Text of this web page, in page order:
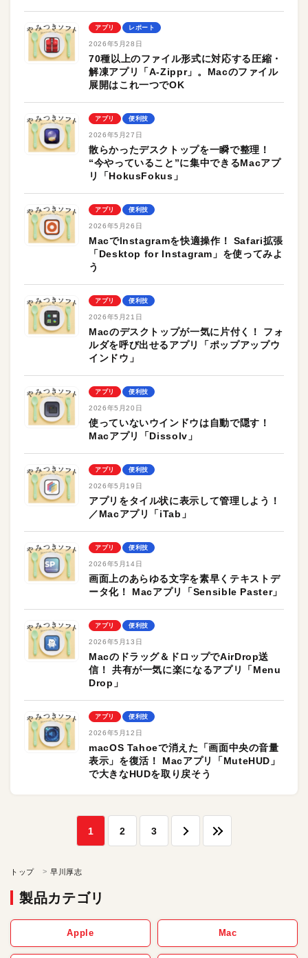
アプリ レポート
2026年5月28日
70種以上のファイル形式に対応する圧縮・
解凍アプリ「A-Zippr」。Macのファイル
展開はこれ一つでOK
アプリ 便利技
2026年5月27日
散らかったデスクトップを一瞬で整理！
“今やっていること”に集中できるMacアプ
リ「HokusFokus」
アプリ 便利技
2026年5月26日
MacでInstagramを快適操作！ Safari拡張
「Desktop for Instagram」を使ってみよ
う
アプリ 便利技
2026年5月21日
Macのデスクトップが一気に片付く！ フォ
ルダを呼び出せるアプリ「ポップアップウ
インドウ」
アプリ 便利技
2026年5月20日
使っていないウインドウは自動で隠す！
Macアプリ「Dissolv」
アプリ 便利技
2026年5月19日
アプリをタイル状に表示して管理しよう！
／Macアプリ「iTab」
アプリ 便利技
2026年5月14日
画面上のあらゆる文字を素早くテキストデ
ータ化！ Macアプリ「Sensible Paster」
アプリ 便利技
2026年5月13日
Macのドラッグ＆ドロップでAirDrop送
信！ 共有が一気に楽になるアプリ「Menu
Drop」
アプリ 便利技
2026年5月12日
macOS Tahoeで消えた「画面中央の音量
表示」を復活！ Macアプリ「MuteHUD」
で大きなHUDを取り戻そう
1 2 3
トップ 早川厚志
製品カテゴリ
Apple Mac